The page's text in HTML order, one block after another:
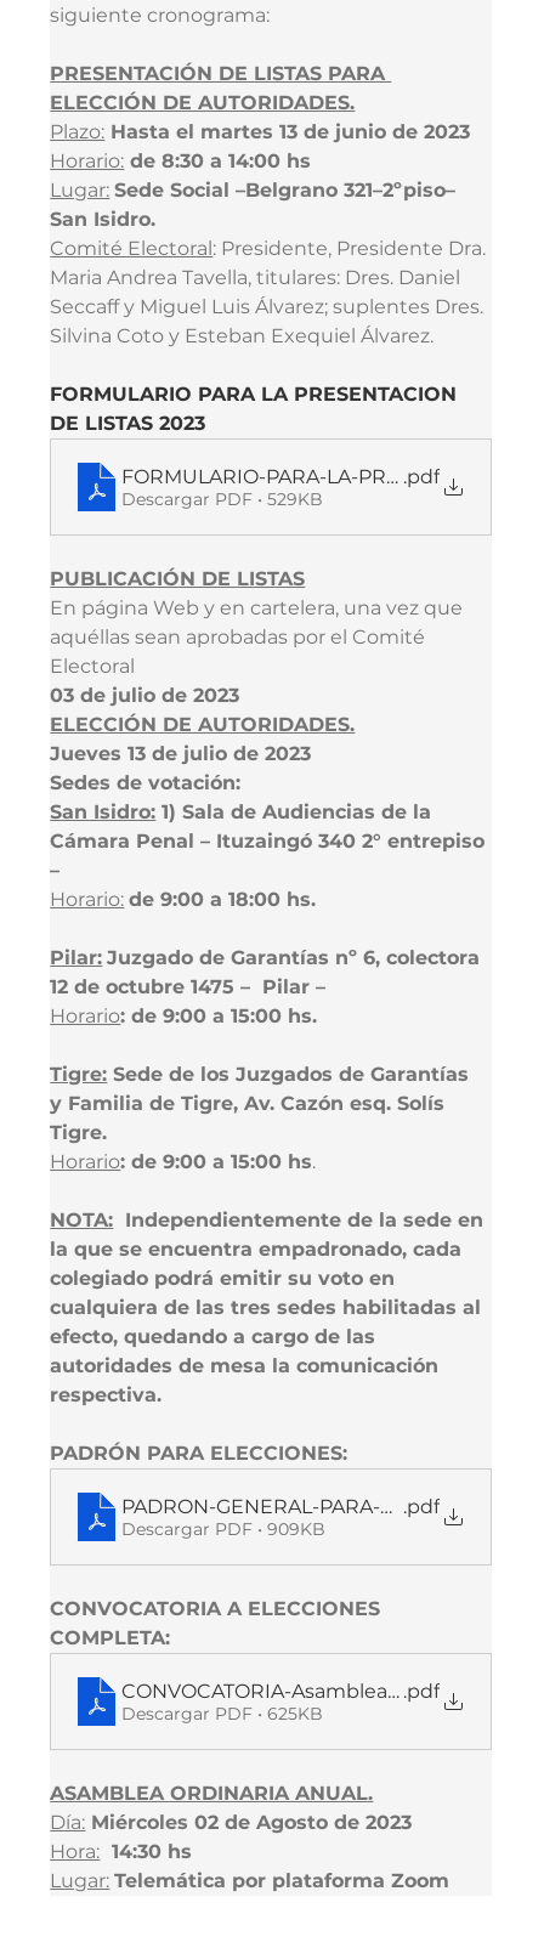
siguiente cronograma:
PRESENTACIÓN DE LISTAS PARA
ELECCIÓN DE AUTORIDADES.
Plazo: Hasta el martes 13 de junio de 2023
Horario: de 8:30 a 14:00 hs
Lugar: Sede Social –Belgrano 321–2ºpiso–
San Isidro.
Comité Electoral : Presidente, Presidente Dra.
Maria Andrea Tavella, titulares: Dres. Daniel
Seccaff y Miguel Luis Álvarez; suplentes Dres.
Silvina Coto y Esteban Exequiel Álvarez.
FORMULARIO PARA LA PRESENTACION
DE LISTAS 2023
FORMULARIO-PARA-LA-PRESENTACION-
.pdf
Descargar PDF • 529KB
PUBLICACIÓN DE LISTAS
En página Web y en cartelera, una vez que
aquéllas sean aprobadas por el Comité
Electoral
03 de julio de 2023
ELECCIÓN DE AUTORIDADES.
Jueves 13 de julio de 2023
Sedes de votación:
San Isidro: 1) Sala de Audiencias de la
Cámara Penal – Ituzaingó 340 2° entrepiso
–
Horario: de 9:00 a 18:00 hs.
Pilar: Juzgado de Garantías nº 6, colectora
12 de octubre 1475 –  Pilar –
Horario: de 9:00 a 15:00 hs.
Tigre: Sede de los Juzgados de Garantías
y Familia de Tigre, Av. Cazón esq. Solís
Tigre.
Horario: de 9:00 a 15:00 hs.
NOTA: Independientemente de la sede en
la que se encuentra empadronado, cada
colegiado podrá emitir su voto en
cualquiera de las tres sedes habilitadas al
efecto, quedando a cargo de las
autoridades de mesa la comunicación
respectiva.
PADRÓN PARA ELECCIONES:
PADRON-GENERAL-PARA-ASAMBLEA-Y-
.pdf
Descargar PDF • 909KB
CONVOCATORIA A ELECCIONES
COMPLETA:
CONVOCATORIA-Asamblea-2023
.pdf
Descargar PDF • 625KB
ASAMBLEA ORDINARIA ANUAL.
Día: Miércoles 02 de Agosto de 2023
Hora: 14:30 hs
Lugar: Telemática por plataforma Zoom